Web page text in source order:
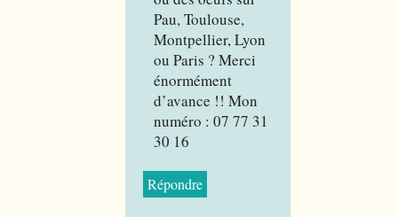
Pau, Toulouse,
Montpellier, Lyon
ou Paris ? Merci
énormément
d’avance !! Mon
numéro : 07 77 31
30 16
Répondre